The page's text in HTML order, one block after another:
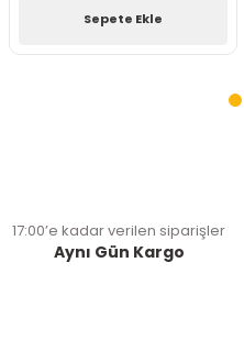
Sepete Ekle
17:00’e kadar verilen siparişler
Aynı Gün Kargo